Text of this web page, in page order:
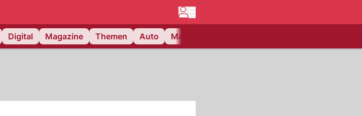
Digital Magazine Themen Auto Matchcenter